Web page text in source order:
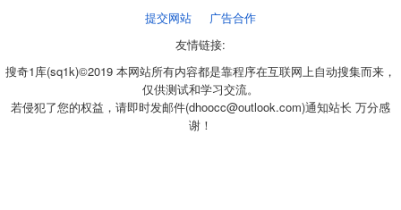
提交网站
广告合作
友情链接:
搜奇1库(sq1k)©2019 本网站所有内容都是靠程序在互联网上自动搜集而来，
仅供测试和学习交流。
若侵犯了您的权益，请即时发邮件(dhoocc@outlook.com)通知站长 万分感
谢！